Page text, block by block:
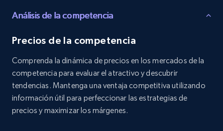
URL, Product id, Listing inventory id, Title, Rating,
price, and more.
1.9K+ 323+ Comenzar ahora
Amazon products search
Análisis de la competencia
Precios de la competencia
Comprenda la dinámica de precios en los mercados de la
competencia para evaluar el atractivo y descubrir
tendencias. Mantenga una ventaja competitiva utilizando
información útil para perfeccionar las estrategias de
precios y maximizar los márgenes.